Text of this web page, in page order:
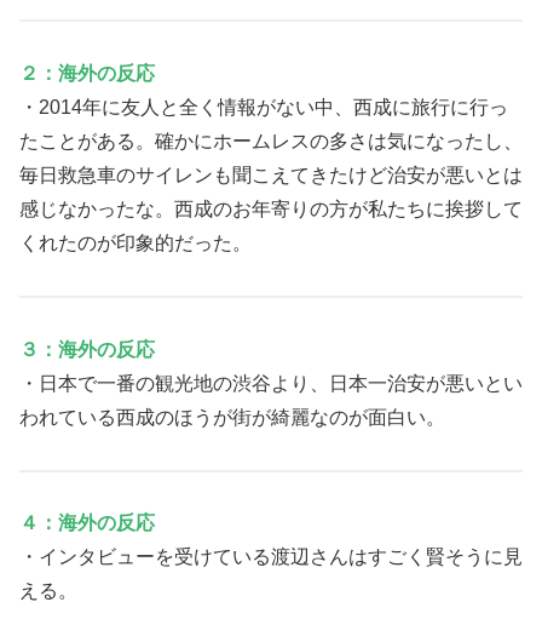
２：海外の反応
・2014年に友人と全く情報がない中、西成に旅行に行っ
たことがある。確かにホームレスの多さは気になったし、
毎日救急車のサイレンも聞こえてきたけど治安が悪いとは
感じなかったな。西成のお年寄りの方が私たちに挨拶して
くれたのが印象的だった。
３：海外の反応
・日本で一番の観光地の渋谷より、日本一治安が悪いとい
われている西成のほうが街が綺麗なのが面白い。
４：海外の反応
・インタビューを受けている渡辺さんはすごく賢そうに見
える。